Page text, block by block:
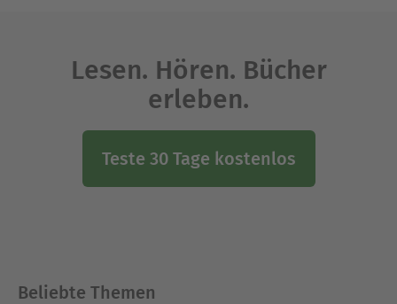
Lesen. Hören. Bücher
erleben.
Teste 30 Tage kostenlos
Beliebte Themen